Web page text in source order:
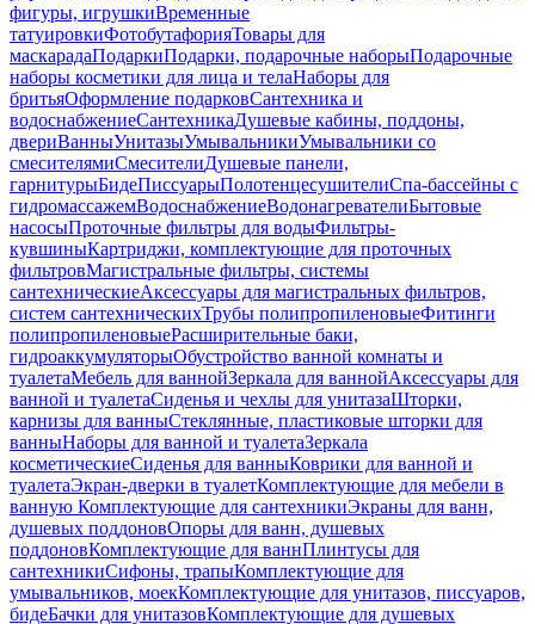
фигуры, игрушкиВременные
татуировкиФотобутафорияТовары для
маскарадаПодаркиПодарки, подарочные наборыПодарочные
наборы косметики для лица и телаНаборы для
бритьяОформление подарковСантехника и
водоснабжениеСантехникаДушевые кабины, поддоны,
двериВанныУнитазыУмывальникиУмывальники со
смесителямиСмесителиДушевые панели,
гарнитурыБидеПиссуарыПолотенцесушителиСпа-бассейны с
гидромассажемВодоснабжениеВодонагревателиБытовые
насосыПроточные фильтры для водыФильтры-
кувшиныКартриджи, комплектующие для проточных
фильтровМагистральные фильтры, системы
сантехническиеАксессуары для магистральных фильтров,
систем сантехническихТрубы полипропиленовыеФитинги
полипропиленовыеРасширительные баки,
гидроаккумуляторыОбустройство ванной комнаты и
туалетаМебель для ваннойЗеркала для ваннойАксессуары для
ванной и туалетаСиденья и чехлы для унитазаШторки,
карнизы для ванныСтеклянные, пластиковые шторки для
ванныНаборы для ванной и туалетаЗеркала
косметическиеСиденья для ванныКоврики для ванной и
туалетаЭкран-дверки в туалетКомплектующие для мебели в
ванную Комплектующие для сантехникиЭкраны для ванн,
душевых поддоновОпоры для ванн, душевых
поддоновКомплектующие для ваннПлинтусы для
сантехникиСифоны, трапыКомплектующие для
умывальников, моекКомплектующие для унитазов, писсуаров,
бидеБачки для унитазовКомплектующие для душевых